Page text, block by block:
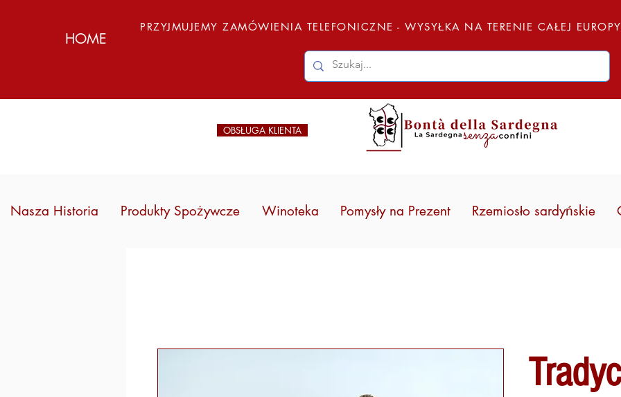
HOME
PRZYJMUJEMY ZAMÓWIENIA TELEFONICZNE - WYSYŁKA NA TERENIE CAŁEJ
OBSŁUGA KLIENTA
Nasza Historia Produkty Spożywcze Winoteka Pomysły na Prezent Rzemiosło sardyńskie